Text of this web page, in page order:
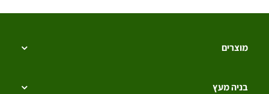
מוצרים
בניה מעץ